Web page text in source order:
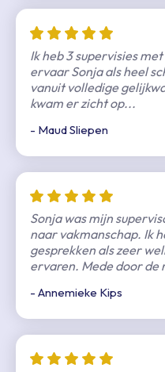
Ik heb 3 supervisies
ervaar Sonja als heel
vanuit volledige
kwam er zicht op...
- Maud Sliepen
Sonja was mijn
naar vakmanschap. Ik
gesprekken als zeer
ervaren. Mede door de
- Annemieke Kips
Beoordeling